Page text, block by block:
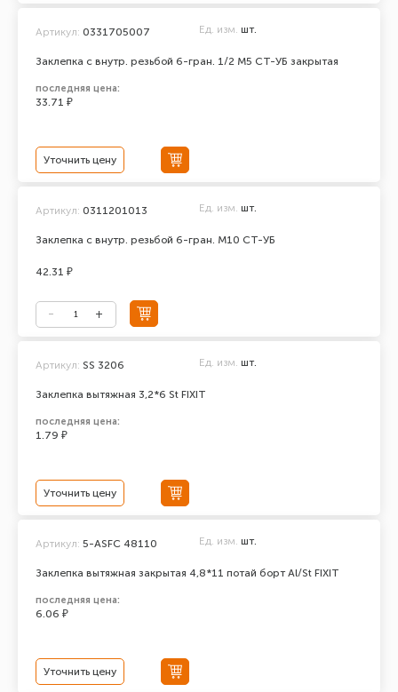
Заклепка с внутр. резьбой 6-гран. 1/2 М5 СТ-УБ закрытая
Артикул: 0331705007 Ед. изм. шт.
последняя цена:
33.71 ₽
Уточнить цену
Заклепка с внутр. резьбой 6-гран. М10 СТ-УБ
Артикул: 0311201013 Ед. изм. шт.
42.31 ₽
Заклепка вытяжная 3,2*6 St FIXIT
Артикул: SS 3206 Ед. изм. шт.
последняя цена:
1.79 ₽
Уточнить цену
Заклепка вытяжная закрытая 4,8*11 потай борт Al/St FIXIT
Артикул: 5-ASFC 48110 Ед. изм. шт.
последняя цена:
6.06 ₽
Уточнить цену